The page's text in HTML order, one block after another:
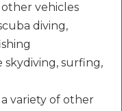
vehicles
diving,
surfing,
variety of other